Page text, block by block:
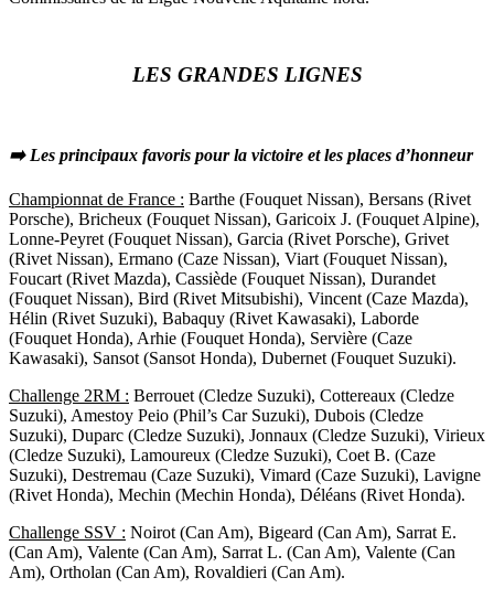
LES GRANDES LIGNES
➡️Les principaux favoris pour la victoire et les places d’honneur
Championnat de France : Barthe (Fouquet Nissan), Bersans (Rivet
Porsche), Bricheux (Fouquet Nissan), Garicoix J. (Fouquet Alpine),
Lonne-Peyret (Fouquet Nissan), Garcia (Rivet Porsche), Grivet
(Rivet Nissan), Ermano (Caze Nissan), Viart (Fouquet Nissan),
Foucart (Rivet Mazda), Cassiède (Fouquet Nissan), Durandet
(Fouquet Nissan), Bird (Rivet Mitsubishi), Vincent (Caze Mazda),
Hélin (Rivet Suzuki), Babaquy (Rivet Kawasaki), Laborde
(Fouquet Honda), Arhie (Fouquet Honda), Servière (Caze
Kawasaki), Sansot (Sansot Honda), Dubernet (Fouquet Suzuki).
Challenge 2RM : Berrouet (Cledze Suzuki), Cottereaux (Cledze
Suzuki), Amestoy Peio (Phil’s Car Suzuki), Dubois (Cledze
Suzuki), Duparc (Cledze Suzuki), Jonnaux (Cledze Suzuki), Virieux
(Cledze Suzuki), Lamoureux (Cledze Suzuki), Coet B. (Caze
Suzuki), Destremau (Caze Suzuki), Vimard (Caze Suzuki), Lavigne
(Rivet Honda), Mechin (Mechin Honda), Déléans (Rivet Honda).
Challenge SSV : Noirot (Can Am), Bigeard (Can Am), Sarrat E.
(Can Am), Valente (Can Am), Sarrat L. (Can Am), Valente (Can
Am), Ortholan (Can Am), Rovaldieri (Can Am).